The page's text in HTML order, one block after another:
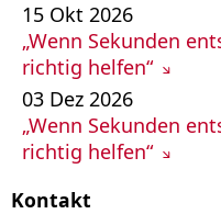
15 Okt 2026
„Wenn Sekunden
richtig helfen“
03 Dez 2026
„Wenn Sekunden
richtig helfen“
Kontakt